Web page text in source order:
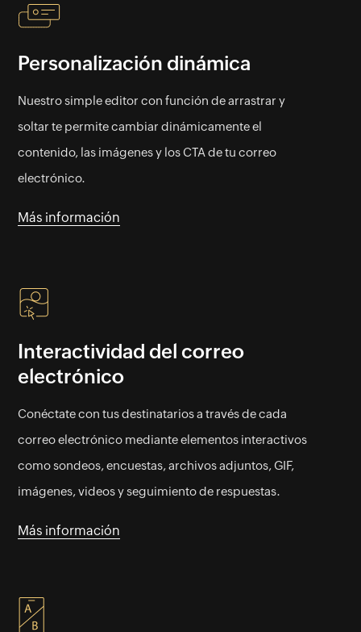
Personalización dinámica
Nuestro simple editor con función de arrastrar y
soltar te permite cambiar dinámicamente el
contenido, las imágenes y los CTA de tu correo
electrónico.
Más información
Interactividad del correo
electrónico
Conéctate con tus destinatarios a través de cada
correo electrónico mediante elementos interactivos
como sondeos, encuestas, archivos adjuntos, GIF,
imágenes, videos y seguimiento de respuestas.
Más información